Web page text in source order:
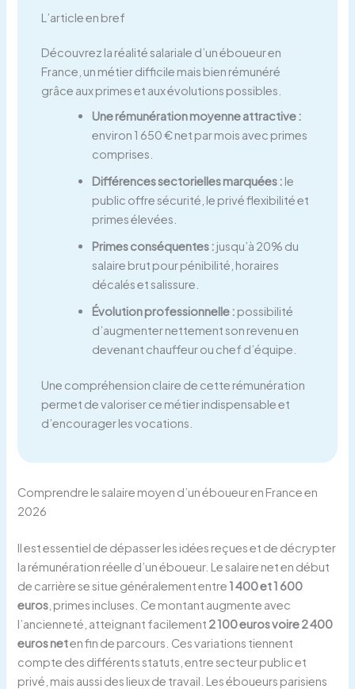
L’article en bref
Découvrez la réalité salariale d’un éboueur en
France, un métier difficile mais bien rémunéré
grâce aux primes et aux évolutions possibles.
Une rémunération moyenne attractive :
environ 1 650 € net par mois avec primes
comprises.
Différences sectorielles marquées : le
public offre sécurité, le privé flexibilité et
primes élevées.
Primes conséquentes : jusqu’à 20% du
salaire brut pour pénibilité, horaires
décalés et salissure.
Évolution professionnelle : possibilité
d’augmenter nettement son revenu en
devenant chauffeur ou chef d’équipe.
Une compréhension claire de cette rémunération
permet de valoriser ce métier indispensable et
d’encourager les vocations.
Comprendre le salaire moyen d’un éboueur en France en
2026
Il est essentiel de dépasser les idées reçues et de décrypter
la rémunération réelle d’un éboueur. Le salaire net en début
de carrière se situe généralement entre1 400 et 1 600
euros , primes incluses. Ce montant augmente avec
l’ancienneté, atteignant facilement 2 100 euros voire 2 400
euros neten fin de parcours. Ces variations tiennent
compte des différents statuts, entre secteur public et
privé, mais aussi des lieux de travail. Les éboueurs parisiens